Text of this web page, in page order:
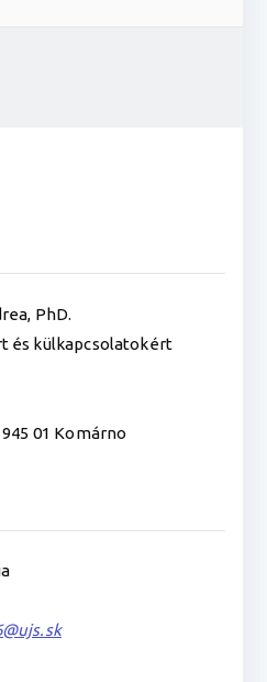
PhD.
és külkapcsolatokért
01 Komárno